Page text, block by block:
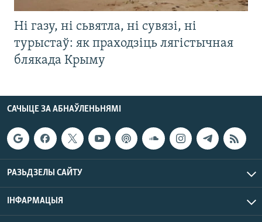
Ні газу, ні сьвятла, ні сувязі, ні
турыстаў: як праходзіць лягістычная
блякада Крыму
САЧЫЦЕ ЗА АБНАЎЛЕНЬНЯМІ
РАЗЬДЗЕЛЫ САЙТУ
ІНФАРМАЦЫЯ